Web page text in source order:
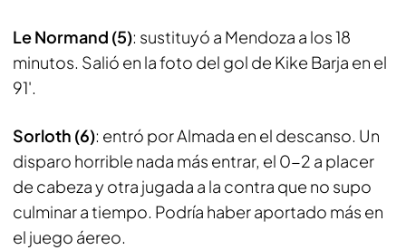
Le Normand (5): sustituyó a Mendoza a los 18
minutos. Salió en la foto del gol de Kike Barja en el
91'.
Sorloth (6): entró por Almada en el descanso. Un
disparo horrible nada más entrar, el 0-2 a placer
de cabeza y otra jugada a la contra que no supo
culminar a tiempo. Podría haber aportado más en
el juego áereo.